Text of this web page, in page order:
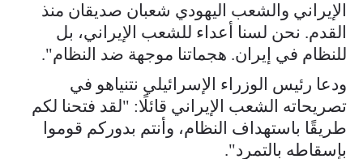
الإيراني والشعب اليهودي شعبان صديقان منذ
القدم. نحن لسنا أعداء للشعب الإيراني، بل
للنظام في إيران. هجماتنا موجهة ضد النظام".
ودعا رئيس الوزراء الإسرائيلي نتنياهو في
تصريحاته الشعب الإيراني قائلًا: "لقد فتحنا لكم
طريقًا باستهداف النظام، وأنتم بدوركم قوموا
بإسقاطه بالتمرد".